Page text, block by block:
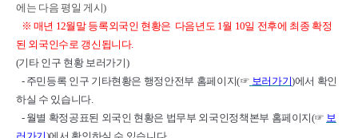
에는 다음 평일 게시)
※ 매년 12월말 등록외국인 현황은 다음년도 1월 10일 전후에 최종 확정
된 외국인수로 갱신됩니다.
(기타 인구 현황 보러가기)
- 주민등록 인구 기타현황은 행정안전부 홈페이지(☞ 보러가기)에서 확인
하실 수 있습니다.
- 월별 확정공표된 외국인 현황은 법무부 외국인정책본부 홈페이지(☞ 보